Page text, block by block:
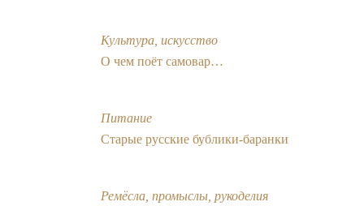
Культура, искусство
О чем поёт самовар…
Питание
Старые русские бублики-баранки
Ремёсла, промыслы, рукоделия